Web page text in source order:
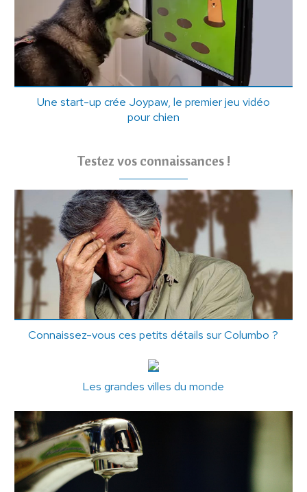
Une start-up crée Joypaw, le premier jeu vidéo
pour chien
Testez vos connaissances !
Connaissez-vous ces petits détails sur Columbo ?
Les grandes villes du monde